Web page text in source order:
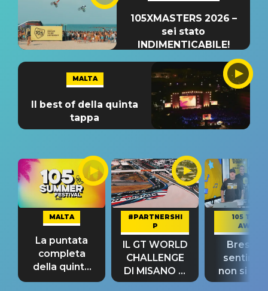
105XMASTERS 2026 –
sei stato
INDIMENTICABILE!
MALTA
Il best of della quinta
tappa
MALTA
La puntata
completa
della quinta
tappa
#PARTNERSHI
P
IL GT WORLD
CHALLENGE
DI MISANO si
riconferma
105 TAKE
AWAY
Bresh:
non si
fino alla